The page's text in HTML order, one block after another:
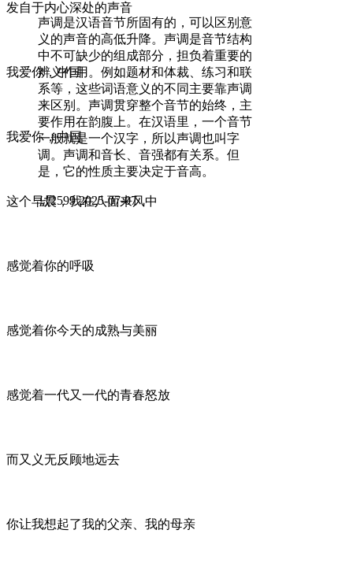
发自于内心深处的声音
我爱你，中国
我爱你，中国
这个早晨，我在八面来风中
感觉着你的呼吸
感觉着你今天的成熟与美丽
感觉着一代又一代的青春怒放
而又义无反顾地远去
你让我想起了我的父亲、我的母亲
声调是汉语音节所固有的，可以区别意
义的声音的高低升降。声调是音节结构
中不可缺少的组成部分，担负着重要的
辨义作用。例如题材和体裁、练习和联
系等，这些词语意义的不同主要靠声调
来区别。声调贯穿整个音节的始终，主
要作用在韵腹上。在汉语里，一个音节
一般就是一个汉字，所以声调也叫字
调。声调和音长、音强都有关系。但
是，它的性质主要决定于音高。
넶2599 2025-07-07